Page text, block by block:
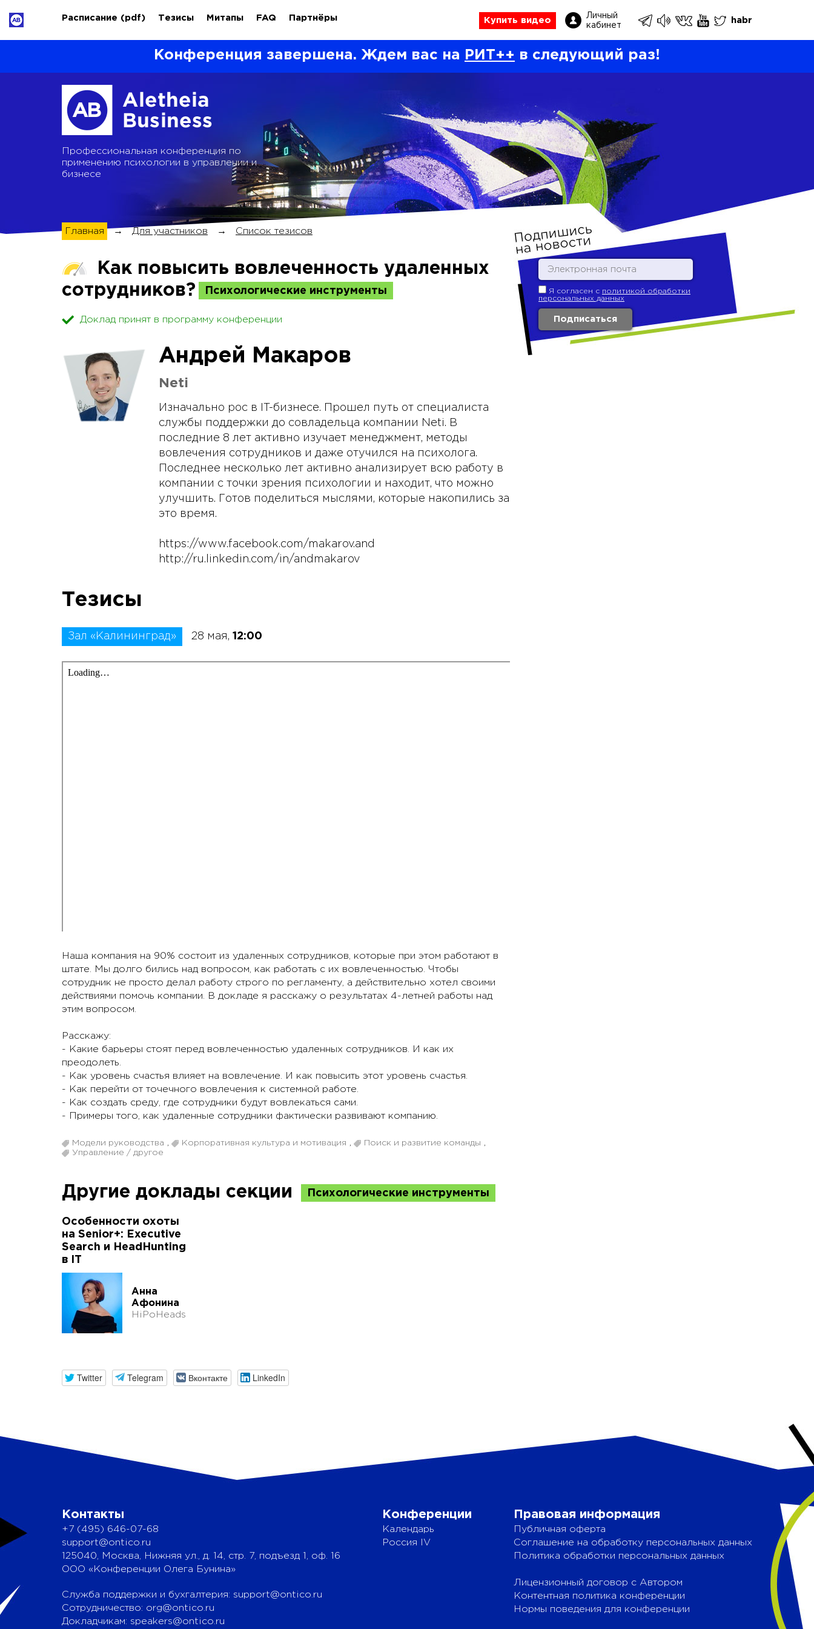
Купить видео
Личный
кабинет
habr
Расписание (pdf) Тезисы Митапы FAQ Партнёры
Конференция завершена. Ждем вас на РИТ++ в следующий раз!
Профессиональная конференция по
применению психологии в управлении и
бизнесе
Главная → Для участников → Список тезисов
Как повысить вовлеченность удаленных
сотрудников?
Психологические инструменты
Доклад принят в программу конференции
Андрей Макаров
Neti
Изначально рос в IT-бизнесе. Прошел путь от специалиста
службы поддержки до совладельца компании Neti. В
последние 8 лет активно изучает менеджмент, методы
вовлечения сотрудников и даже отучился на психолога.
Последнее несколько лет активно анализирует всю работу в
компании с точки зрения психологии и находит, что можно
улучшить. Готов поделиться мыслями, которые накопились за
это время.
https://www.facebook.com/makarov.and
http://ru.linkedin.com/in/andmakarov
Тезисы
Зал «Калининград» 28 мая, 12:00
Наша компания на 90% состоит из удаленных сотрудников, которые при этом работают в
штате. Мы долго бились над вопросом, как работать с их вовлеченностью. Чтобы
сотрудник не просто делал работу строго по регламенту, а действительно хотел своими
действиями помочь компании. В докладе я расскажу о результатах 4-летней работы над
этим вопросом.
Расскажу:
- Какие барьеры стоят перед вовлеченностью удаленных сотрудников. И как их
преодолеть.
- Как уровень счастья влияет на вовлечение. И как повысить этот уровень счастья.
- Как перейти от точечного вовлечения к системной работе.
- Как создать среду, где сотрудники будут вовлекаться сами.
- Примеры того, как удаленные сотрудники фактически развивают компанию.
Модели руководства , Корпоративная культура и мотивация , Поиск и развитие команды ,
Управление / другое
Другие доклады секции Психологические инструменты
Особенности охоты
на Senior+: Executive
Search и HeadHunting
в IT
Анна
Афонина
HiPoHeads
Twitter Telegram Вконтакте LinkedIn
Я согласен с политикой обработки
персональных данных
Контакты
+7 (495) 646-07-68
support@ontico.ru
125040, Москва, Нижняя ул., д. 14, стр. 7, подъезд 1, оф. 16
ООО «Конференции Олега Бунина»
Служба поддержки и бухгалтерия: support@ontico.ru
Сотрудничество: org@ontico.ru
Докладчикам: speakers@ontico.ru
Конференции
Календарь
Россия IV
Правовая информация
Публичная оферта
Соглашение на обработку персональных данных
Политика обработки персональных данных
Лицензионный договор с Автором
Контентная политика конференции
Нормы поведения для конференции